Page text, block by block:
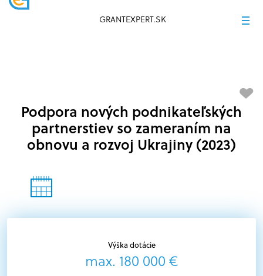
GRANTEXPERT.SK
Výška dotácie
max. 180 000 €
Podpora nových podnikateľských
partnerstiev so zameraním na
obnovu a rozvoj Ukrajiny (2023)